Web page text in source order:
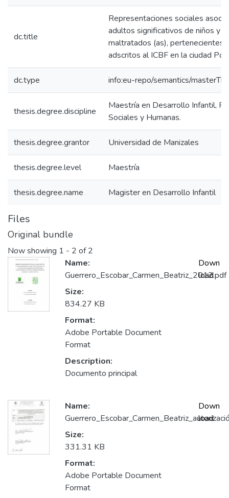
dc.title
Representaciones sociales
adultos significativos de niños y
maltratados (as), pertenecientes
adscritos al ICBF en la ciudad
dc.type info:eu-repo/semantics/
thesis.degree.discipline
Maestría en Desarrollo Infantil,
Sociales y Humanas.
thesis.degree.grantor Universidad de Manizales
thesis.degree.level Maestría
thesis.degree.name Magister en Desarrollo Infantil
Files
Original bundle
Now showing 1 - 2 of 2
Name:
Guerrero_Escobar_Carmen_Beatriz_2012.pdf
Size:
834.27 KB
Format:
Adobe Portable Document
Format
Description:
Documento principal
Down
load
Name:
Size:
331.31 KB
Format:
Adobe Portable Document
Format
Down
load